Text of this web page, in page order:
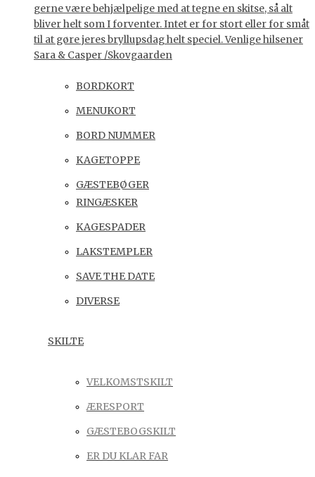
gerne være behjælpelige med at tegne en skitse, så alt
bliver helt som I forventer. Intet er for stort eller for småt
til at gøre jeres bryllupsdag helt speciel. Venlige hilsener
Sara & Casper /Skovgaarden
BORDKORT
MENUKORT
BORD NUMMER
KAGETOPPE
GÆSTEBØGER
RINGÆSKER
KAGESPADER
LAKSTEMPLER
SAVE THE DATE
DIVERSE
SKILTE
VELKOMSTSKILT
ÆRESPORT
GÆSTEBOGSKILT
ER DU KLAR FAR